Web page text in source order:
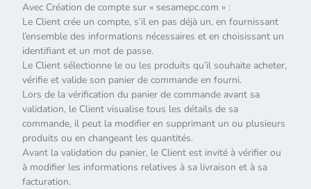
Avec Création de compte sur « sesamepc.com » :
Le Client crée un compte, s’il en pas déjà un, en fournissant
l’ensemble des informations nécessaires et en choisissant un
identifiant et un mot de passe.
Le Client sélectionne le ou les produits qu’il souhaite acheter,
vérifie et valide son panier de commande en fourni.
Lors de la vérification du panier de commande avant sa
validation, le Client visualise tous les détails de sa
commande, il peut la modifier en supprimant un ou plusieurs
produits ou en changeant les quantités.
Avant la validation du panier, le Client est invité à vérifier ou
à modifier les informations relatives à sa livraison et à sa
facturation.